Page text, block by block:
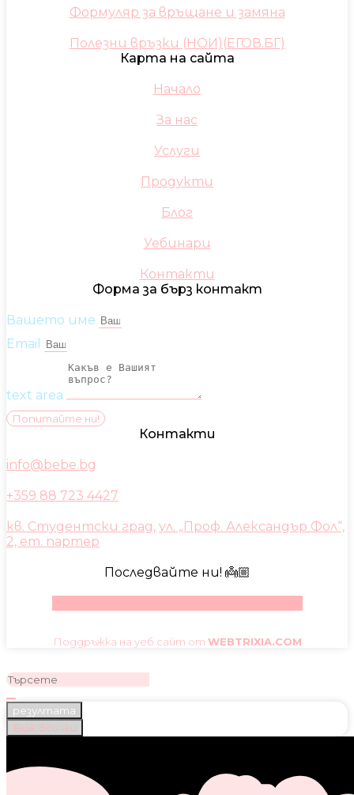
Формуляр за връщане и замяна
Полезни връзки (НОИ)(ЕГОВ.БГ)
Карта на сайта
Начало
За нас
Услуги
Продукти
Блог
Уебинари
Контакти
Форма за бърз контакт
Вашето име
Email
text area
Попитайте ни!
Контакти
info@bebe.bg
+359 88 723 4427
кв. Студентски град, ул. „Проф. Александър Фол“,
2, ет. партер
Последвайте ни! 👼🏼
Поддръжка на уеб сайт от WEBTRIXIA.COM
резултата
Виж всички